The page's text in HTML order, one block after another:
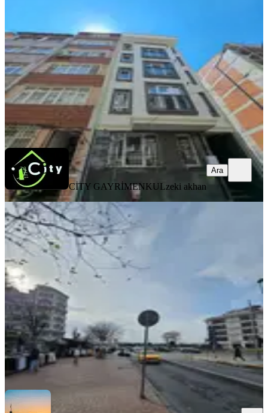
2+1·70 m²·3. Kat·06.08.2026
65.000 ₺
CİTY GAYRİMENKUL zeki akhan
Ara
CİTY GAYRİMENKULzeki akhan
Ara
YENİ
Yenikapı Marmaray Durağının
Karşısında Kiralık 2+1
Fatih, Katip Kasım Mahallesi
2+1
·75 m² 1. Kat 06.08.2026
7TEPE GAYRİMENKULMehmet Mesut Dirlik
Ara